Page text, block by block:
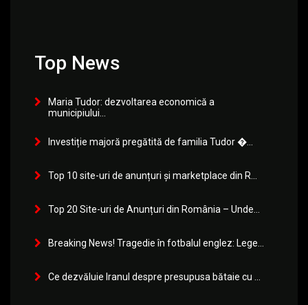
Top News
Maria Tudor: dezvoltarea economică a
municipiului...
Investiție majoră pregătită de familia Tudor �...
Top 10 site-uri de anunțuri și marketplace din R...
Top 20 Site-uri de Anunțuri din România – Unde...
Breaking News! Tragedie în fotbalul englez: Lege...
Ce dezvăluie Iranul despre presupusa bătaie cu ...